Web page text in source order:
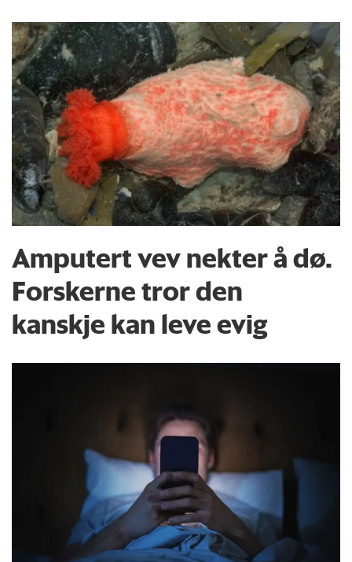
Amputert vev nekter å dø.
Forskerne tror den
kanskje kan leve evig